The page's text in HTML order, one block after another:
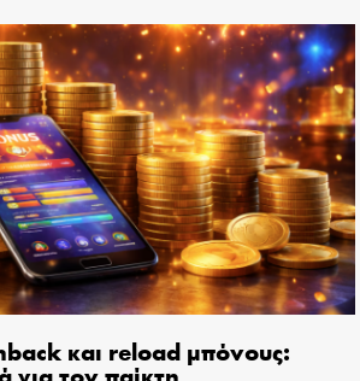
και reload μπόνους:
τον παίκτη